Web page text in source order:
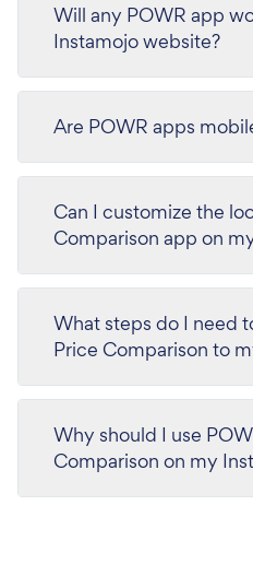
Will any POWR app
Instamojo website?
Are POWR apps
Can I customize the
Comparison app on
What steps do I need
Price Comparison to
Why should I use
Comparison on my